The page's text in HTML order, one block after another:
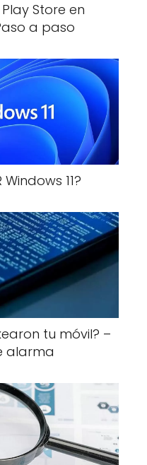
Play Store en
a paso
Windows 11?
tu móvil? –
alarma